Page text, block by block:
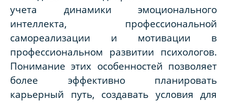
учета динамики эмоционального
интеллекта, профессиональной
самореализации и мотивации в
профессиональном развитии психологов.
Понимание этих особенностей позволяет
более эффективно планировать
карьерный путь, создавать условия для